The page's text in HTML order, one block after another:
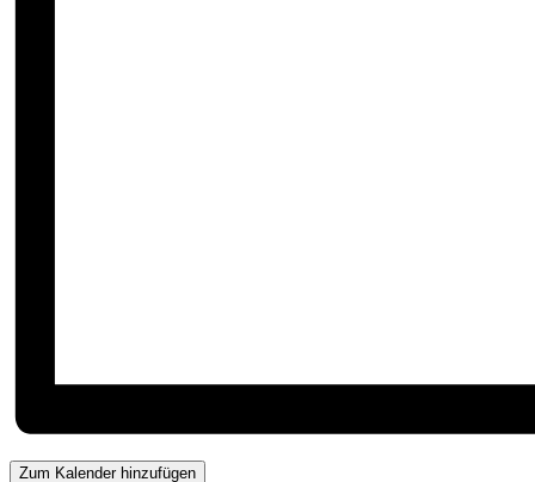
Zum Kalender hinzufügen